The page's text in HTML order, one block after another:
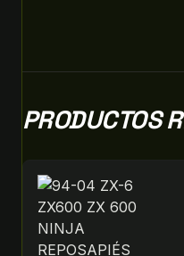
PRODUCTOS